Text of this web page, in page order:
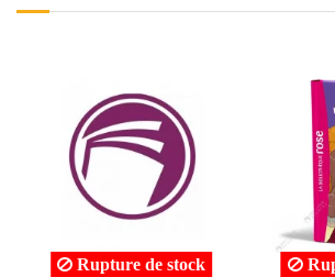
Rupture de stock